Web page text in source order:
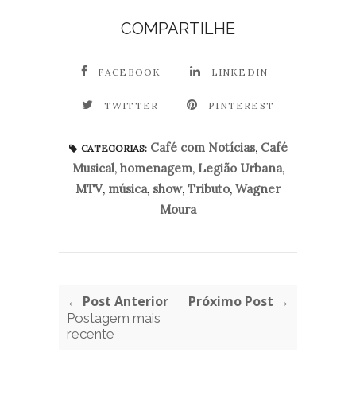
COMPARTILHE
FACEBOOK LINKEDIN
TWITTER PINTEREST
CATEGORIAS: Café com Notícias, Café
Musical, homenagem, Legião Urbana,
MTV, música, show, Tributo, Wagner
Moura
← Post Anterior
Postagem mais
recente
Próximo Post →